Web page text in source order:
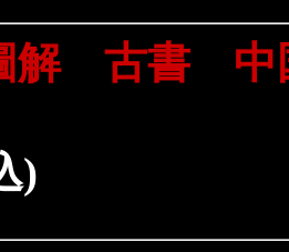
解 古書
)